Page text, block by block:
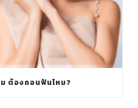
ต้องถอนฟันไหม?